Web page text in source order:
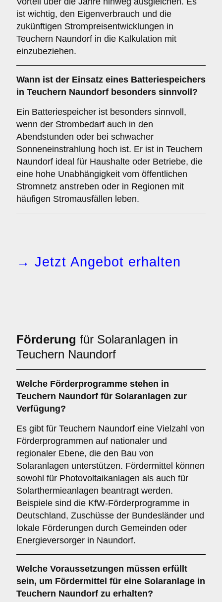
ist wichtig, den Eigenverbrauch und die
zukünftigen Strompreisentwicklungen in
Teuchern Naundorf in die Kalkulation mit
einzubeziehen.
Wann ist der Einsatz eines Batteriespeichers
in Teuchern Naundorf besonders sinnvoll?
Ein Batteriespeicher ist besonders sinnvoll,
wenn der Strombedarf auch in den
Abendstunden oder bei schwacher
Sonneneinstrahlung hoch ist. Er ist in Teuchern
Naundorf ideal für Haushalte oder Betriebe, die
eine hohe Unabhängigkeit vom öffentlichen
Stromnetz anstreben oder in Regionen mit
häufigen Stromausfällen leben.
→ Jetzt Angebot erhalten
Förderung für Solaranlagen in
Teuchern Naundorf
Welche Förderprogramme stehen in
Teuchern Naundorf für Solaranlagen zur
Verfügung?
Es gibt für Teuchern Naundorf eine Vielzahl von
Förderprogrammen auf nationaler und
regionaler Ebene, die den Bau von
Solaranlagen unterstützen. Fördermittel können
sowohl für Photovoltaikanlagen als auch für
Solarthermieanlagen beantragt werden.
Beispiele sind die KfW-Förderprogramme in
Deutschland, Zuschüsse der Bundesländer und
lokale Förderungen durch Gemeinden oder
Energieversorger in Naundorf.
Welche Voraussetzungen müssen erfüllt
sein, um Fördermittel für eine Solaranlage in
Teuchern Naundorf zu erhalten?